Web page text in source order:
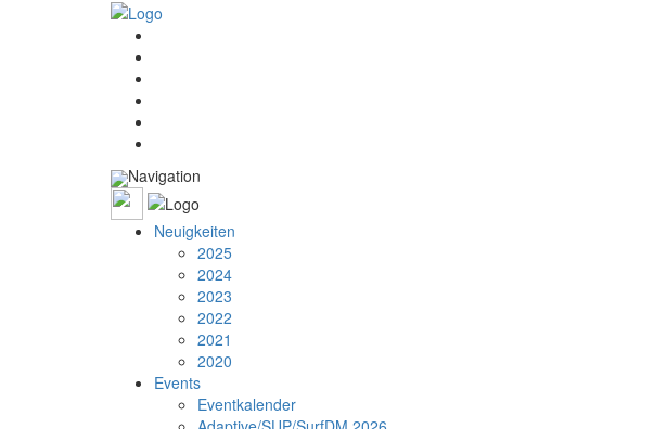
Navigation
Neuigkeiten
2025
2024
2023
2022
2021
2020
Events
Eventkalender